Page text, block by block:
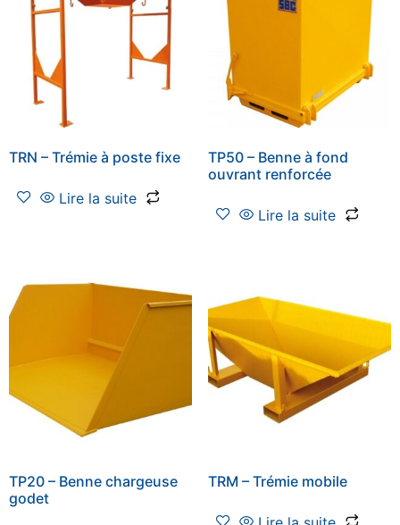
TRN – Trémie à poste fixe
Lire la suite
TP50 – Benne à fond
ouvrant renforcée
Lire la suite
TP20 – Benne chargeuse
godet
TRM – Trémie mobile